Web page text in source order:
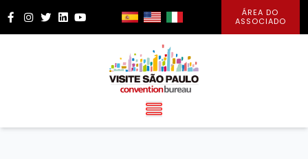
Facebook
Instagram
Twitter
LinkedIn
YouTube
ÁREA DO
ASSOCIADO